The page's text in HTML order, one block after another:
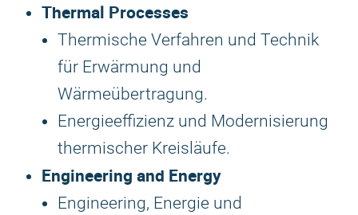
Thermal Processes
Thermische Verfahren und Technik
für Erwärmung und
Wärmeübertragung.
Energieeffizienz und Modernisierung
thermischer Kreisläufe.
Engineering and Energy
Engineering, Energie und